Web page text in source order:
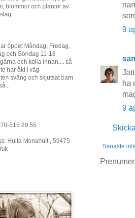
9
ha
9
Senaste
blommor och plantor av
öppet Måndag, Fredag,
och Söndag 11-18
och kolla innan.... så
har åkt i väg
sväng och skjutsat barn
515 29 55
Hulta Monahult , 59475